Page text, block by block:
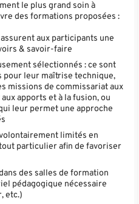
le plus grand soin à
des formations proposées :
aux participants une
& savoir-faire
sélectionnés : ce sont
pour leur maîtrise technique,
missions de commissariat aux
apports et à la fusion, ou
leur permet une approche
limités en
particulier afin de favoriser
des salles de formation
pédagogique nécessaire
etc.)